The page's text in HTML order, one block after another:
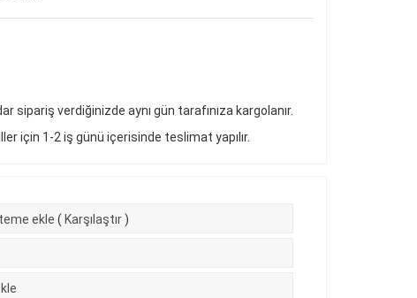
sipariş verdiğinizde aynı gün tarafınıza kargolanır.
için 1-2 iş günü içerisinde teslimat yapılır.
ekle ( Karşılaştır )